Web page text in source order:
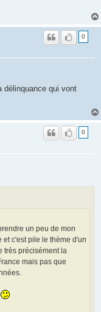
0
délinquance qui vont
0
un peu de mon
c'est pile le thème d'un
très précisément la
mais pas que